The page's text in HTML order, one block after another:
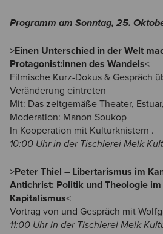
Programm am Sonntag, 25.
>Einen Unterschied in der Welt
Protagonist:innen des Wandels<
Filmische Kurz-Dokus & Gespräch
Veränderung eintreten
Mit: Das zeitgemäße Theater,
Moderation: Manon Soukop
In Kooperation mit Kulturknistern .
10:00 Uhr in der Tischlerei Melk
>Peter Thiel – Libertarismus im
Antichrist: Politik und Theologie
Kapitalismus<
Vortrag von und Gespräch mit
11:00 Uhr in der Tischlerei Melk